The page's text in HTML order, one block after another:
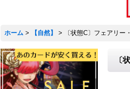
ホーム > 【自然】 > 〔状態C〕フェアリ
〔